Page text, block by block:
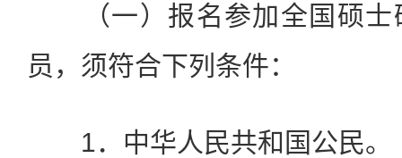
（一）报名参加全国硕士
员，须符合下列条件：
1．中华人民共和国公民。